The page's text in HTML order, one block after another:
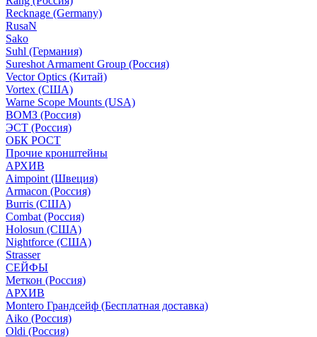
Recknage (Germany)
RusaN
Sako
Suhl (Германия)
Sureshot Armament Group (Россия)
Vector Optics (Китай)
Vortex (США)
Warne Scope Mounts (USA)
ВОМЗ (Россия)
ЭСТ (Россия)
ОБК РОСТ
Прочие кронштейны
АРХИВ
Aimpoint (Швеция)
Armacon (Россия)
Burris (США)
Combat (Россия)
Holosun (США)
Nightforce (США)
Strasser
СЕЙФЫ
Меткон (Россия)
АРХИВ
Montero Грандсейф (Бесплатная доставка)
Aiko (Россия)
Oldi (Россия)